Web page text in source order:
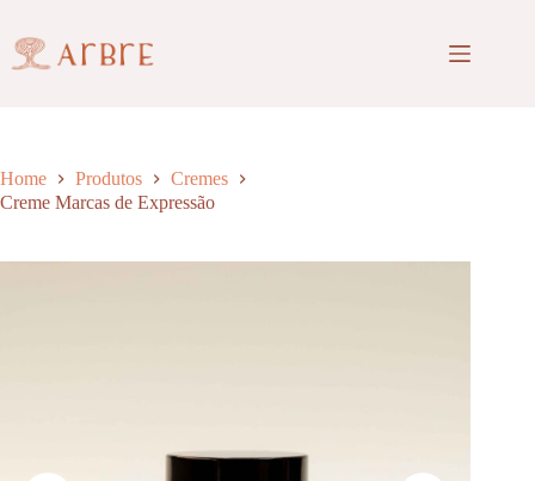
conteúdo
Home Produtos
Cremes
Creme Marcas de Expressão